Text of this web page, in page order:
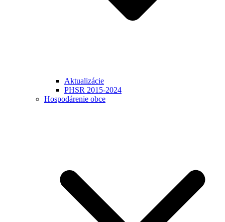
Aktualizácie
PHSR 2015-2024
Hospodárenie obce